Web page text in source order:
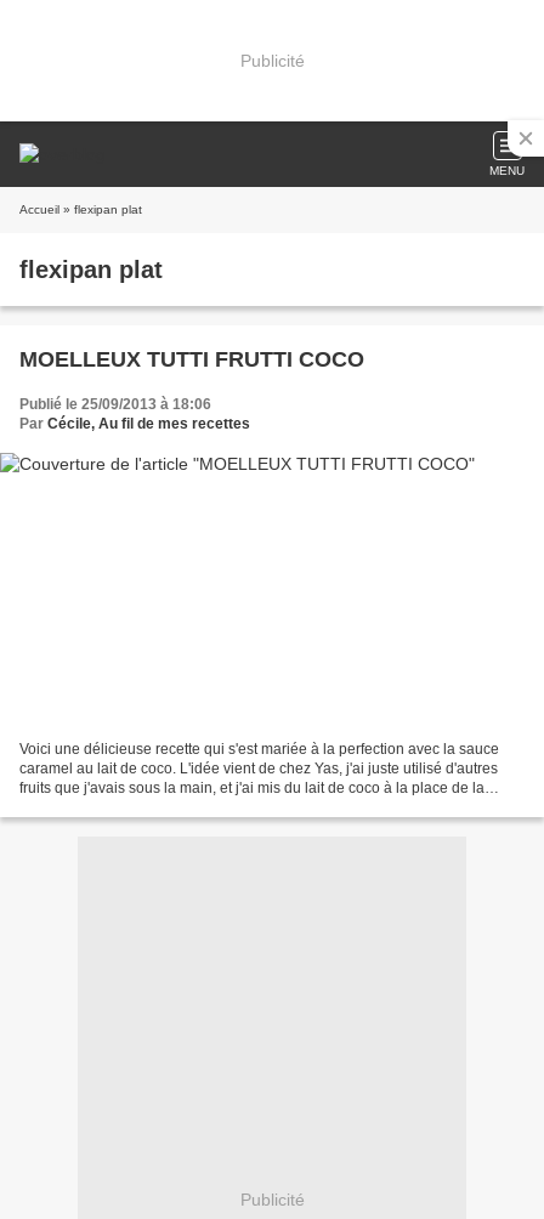
Publicité
MENU
Accueil » flexipan plat
flexipan plat
MOELLEUX TUTTI FRUTTI COCO
Publié le 25/09/2013 à 18:06
Par Cécile, Au fil de mes recettes
Voici une délicieuse recette qui s'est mariée à la perfection avec la sauce
caramel au lait de coco. L'idée vient de chez Yas, j'ai juste utilisé d'autres
fruits que j'avais sous la main, et j'ai mis du lait de coco à la place de la
Publicité